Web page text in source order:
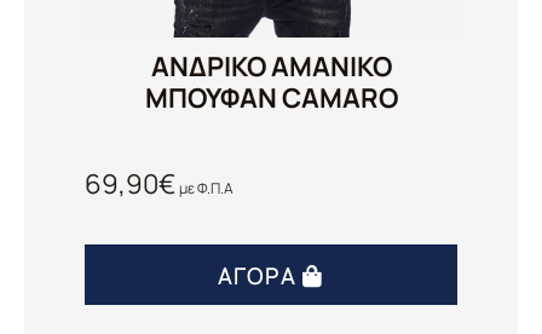
ΑΝΔΡΙΚΟ ΑΜΑΝΙΚΟ
ΜΠΟΥΦΑΝ CAMARO
69,90€με Φ.Π.Α
ΑΓΟΡΆ